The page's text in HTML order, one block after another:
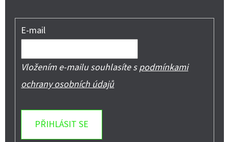
E-mail
Vložením e-mailu souhlasíte spodmínkami
ochrany osobních údajů
PŘIHLÁSIT SE